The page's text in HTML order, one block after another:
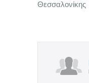
Θεσσαλονίκης